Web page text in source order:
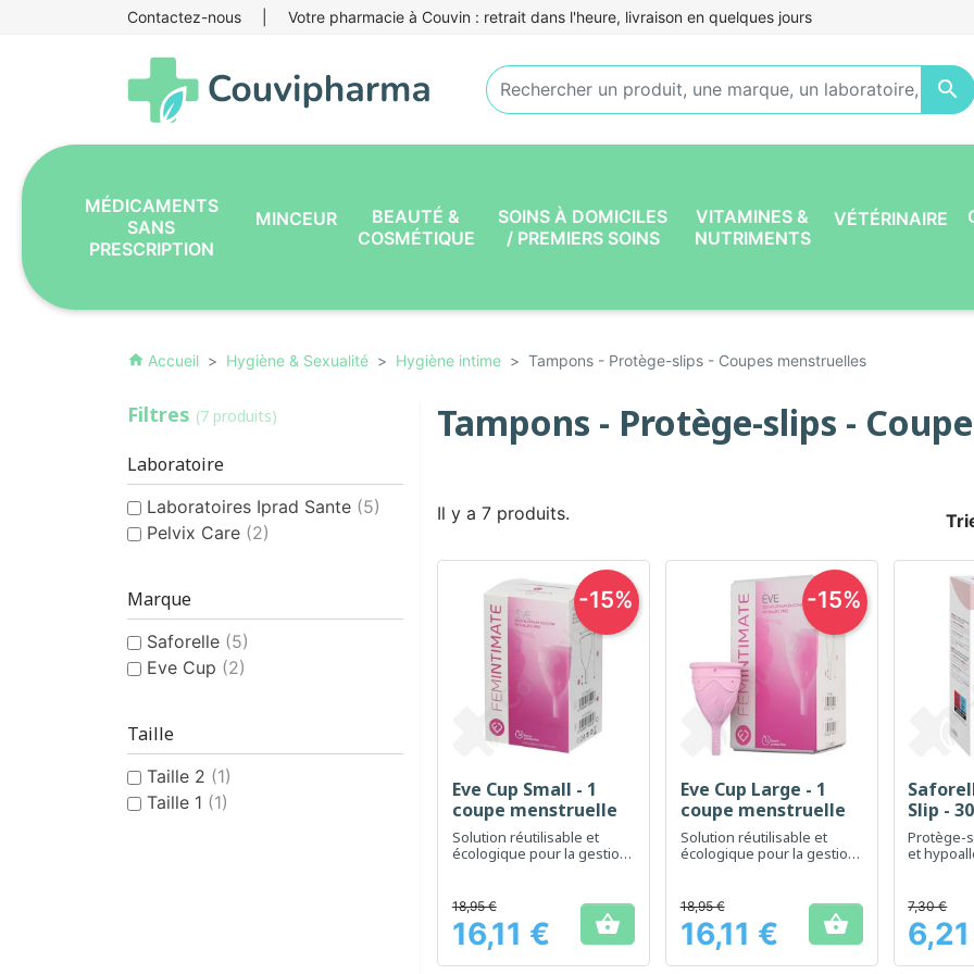
Contactez-nous Votre pharmacie à Couvin : retrait dans l'heure, livraison en quelques jours

MÉDICAMENTS
SANS
PRESCRIPTION
MINCEUR
BEAUTÉ &
COSMÉTIQUE
SOINS À DOMICILES
/ PREMIERS SOINS
VITAMINES &
NUTRIMENTS
VÉTÉRINAIRE
home Accueil Hygiène & Sexualité Hygiène intime Tampons - Protège-slips - Coupes menstruelles
Filtres (7 produits)
Laboratoire
Laboratoires Iprad Sante (5)
Pelvix Care (2)
Marque
Saforelle (5)
Eve Cup (2)
Taille
Taille 2 (1)
Taille 1 (1)
Tampons - Protège-slips -
Il y a 7 produits.
Aperçu rapide
Eve Cup Small - 1
coupe menstruelle
Solution réutilisable et
écologique pour la gestion
Prix
18,95 €
16,11 € 
-15%
Aperçu rapide
Eve Cup Large - 1
coupe menstruelle
Solution réutilisable et
écologique pour la gestion
Prix
18,95 €
16,11 € 
-15%

Slip -
Protège-
et
Prix
7,30 €